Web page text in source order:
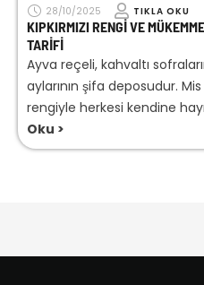
28/10/2025
TIKLA OKU
KIPKIRMIZI RENGI VE
TARIFI
Ayva reçeli, kahvaltı
aylarının şifa deposudur.
rengiyle herkesi kendine
Oku >